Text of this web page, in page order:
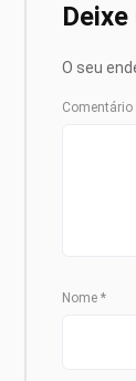
O seu
Comentário
Nome *